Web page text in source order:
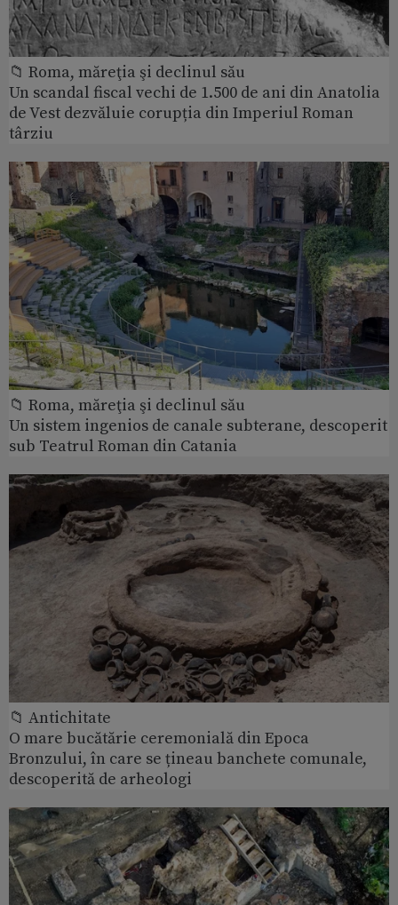
📁 Roma, măreţia şi declinul său
Un scandal fiscal vechi de 1.500 de ani din Anatolia
de Vest dezvăluie corupția din Imperiul Roman
târziu
📁 Roma, măreţia şi declinul său
Un sistem ingenios de canale subterane, descoperit
sub Teatrul Roman din Catania
📁 Antichitate
O mare bucătărie ceremonială din Epoca
Bronzului, în care se țineau banchete comunale,
descoperită de arheologi